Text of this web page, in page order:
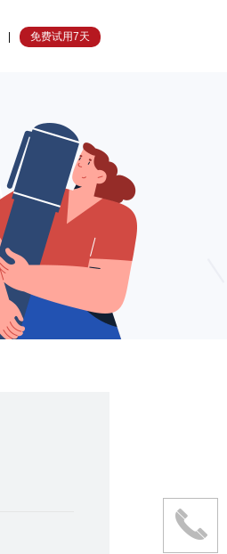
免费试用7天